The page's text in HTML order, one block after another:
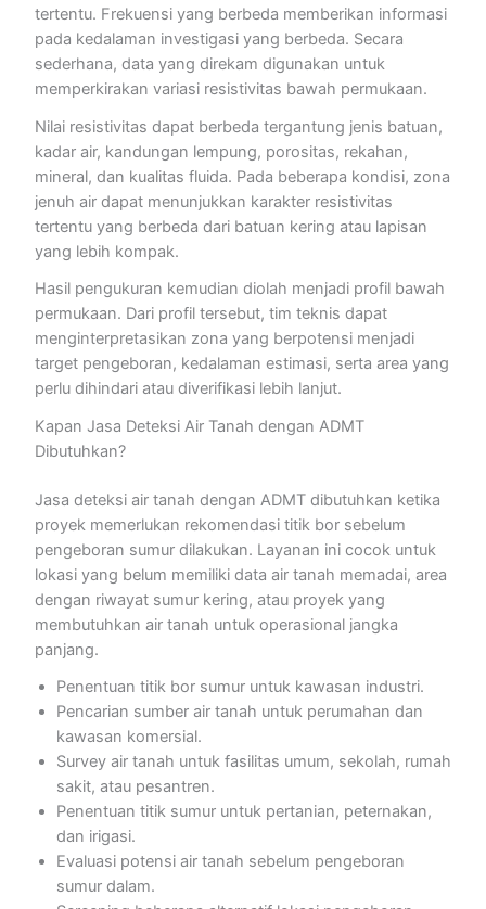
tertentu. Frekuensi yang berbeda memberikan informasi
pada kedalaman investigasi yang berbeda. Secara
sederhana, data yang direkam digunakan untuk
memperkirakan variasi resistivitas bawah permukaan.
Nilai resistivitas dapat berbeda tergantung jenis batuan,
kadar air, kandungan lempung, porositas, rekahan,
mineral, dan kualitas fluida. Pada beberapa kondisi, zona
jenuh air dapat menunjukkan karakter resistivitas
tertentu yang berbeda dari batuan kering atau lapisan
yang lebih kompak.
Hasil pengukuran kemudian diolah menjadi profil bawah
permukaan. Dari profil tersebut, tim teknis dapat
menginterpretasikan zona yang berpotensi menjadi
target pengeboran, kedalaman estimasi, serta area yang
perlu dihindari atau diverifikasi lebih lanjut.
Kapan Jasa Deteksi Air Tanah dengan ADMT
Dibutuhkan?
Jasa deteksi air tanah dengan ADMT dibutuhkan ketika
proyek memerlukan rekomendasi titik bor sebelum
pengeboran sumur dilakukan. Layanan ini cocok untuk
lokasi yang belum memiliki data air tanah memadai, area
dengan riwayat sumur kering, atau proyek yang
membutuhkan air tanah untuk operasional jangka
panjang.
Penentuan titik bor sumur untuk kawasan industri.
Pencarian sumber air tanah untuk perumahan dan
kawasan komersial.
Survey air tanah untuk fasilitas umum, sekolah, rumah
sakit, atau pesantren.
Penentuan titik sumur untuk pertanian, peternakan,
dan irigasi.
Evaluasi potensi air tanah sebelum pengeboran
sumur dalam.